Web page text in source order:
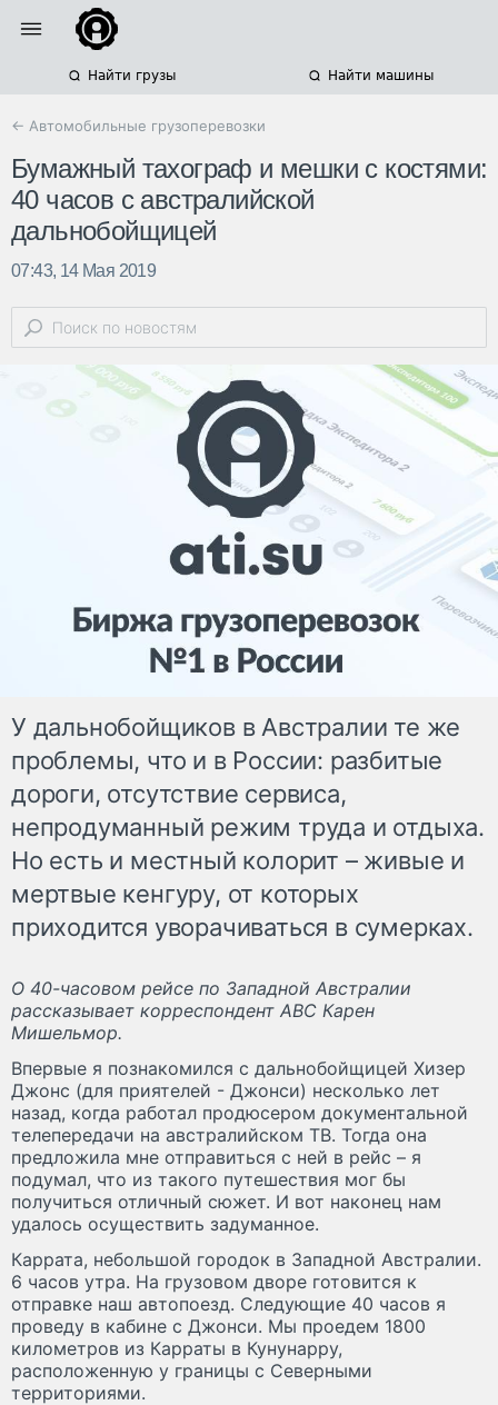
Найти грузы Найти машины
← Автомобильные грузоперевозки
Бумажный тахограф и мешки с костями:
40 часов с австралийской
дальнобойщицей
07:43, 14 Мая 2019
У дальнобойщиков в Австралии те же
проблемы, что и в России: разбитые
дороги, отсутствие сервиса,
непродуманный режим труда и отдыха.
Но есть и местный колорит – живые и
мертвые кенгуру, от которых
приходится уворачиваться в сумерках.
О 40-часовом рейсе по Западной Австралии
рассказывает корреспондент ABC Карен
Мишельмор.
Впервые я познакомился с дальнобойщицей Хизер
Джонс (для приятелей - Джонси) несколько лет
назад, когда работал продюсером документальной
телепередачи на австралийском ТВ. Тогда она
предложила мне отправиться с ней в рейс – я
подумал, что из такого путешествия мог бы
получиться отличный сюжет. И вот наконец нам
удалось осуществить задуманное.
Каррата, небольшой городок в Западной Австралии.
6 часов утра. На грузовом дворе готовится к
отправке наш автопоезд. Следующие 40 часов я
проведу в кабине с Джонси. Мы проедем 1800
километров из Карраты в Кунунарру,
расположенную у границы с Северными
территориями.